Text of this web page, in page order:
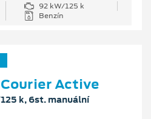
92 kW/125 k
Benzín
Active
k, 6st. manuální